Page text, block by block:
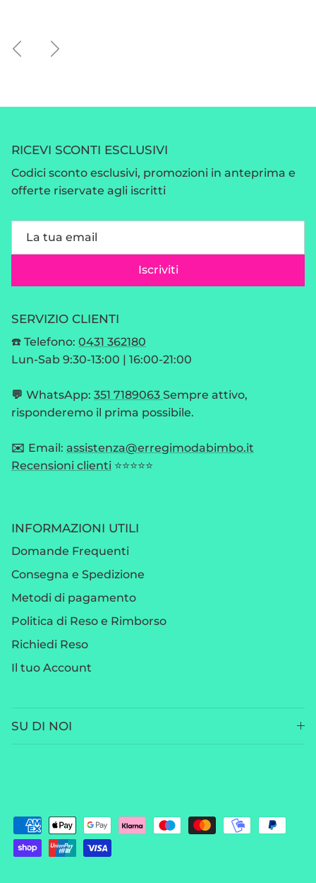
IndietroAvanti
RICEVI SCONTI ESCLUSIVI
Codici sconto esclusivi, promozioni in anteprima e
offerte riservate agli iscritti
Iscriviti
SERVIZIO CLIENTI
☎️ Telefono: 0431 362180
Lun-Sab 9:30-13:00 | 16:00-21:00
💬 WhatsApp: 351 7189063 Sempre attivo,
risponderemo il prima possibile.
✉️ Email: assistenza@erregimodabimbo.it
Recensioni clienti ⭐⭐⭐⭐⭐
INFORMAZIONI UTILI
Domande Frequenti
Consegna e Spedizione
Metodi di pagamento
Politica di Reso e Rimborso
Richiedi Reso
Il tuo Account
SU DI NOI